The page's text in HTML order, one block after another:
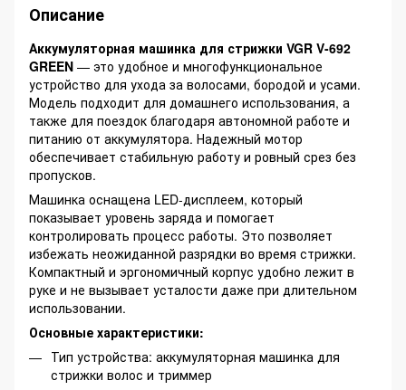
Описание
Аккумуляторная машинка для стрижки VGR V-692
GREEN — это удобное и многофункциональное
устройство для ухода за волосами, бородой и усами.
Модель подходит для домашнего использования, а
также для поездок благодаря автономной работе и
питанию от аккумулятора. Надежный мотор
обеспечивает стабильную работу и ровный срез без
пропусков.
Машинка оснащена LED-дисплеем, который
показывает уровень заряда и помогает
контролировать процесс работы. Это позволяет
избежать неожиданной разрядки во время стрижки.
Компактный и эргономичный корпус удобно лежит в
руке и не вызывает усталости даже при длительном
использовании.
Основные характеристики:
Тип устройства: аккумуляторная машинка для
стрижки волос и триммер